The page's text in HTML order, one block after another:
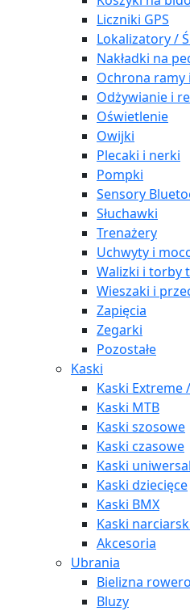
Liczniki GPS
Lokalizatory /
Nakładki na
Ochrona ramy
Odżywianie i
Oświetlenie
Owijki
Plecaki i nerki
Pompki
Sensory
Słuchawki
Trenażery
Uchwyty i
Walizki i torby
Wieszaki i
Zapięcia
Zegarki
Pozostałe
Kaski
Kaski Extreme
Kaski MTB
Kaski szosowe
Kaski czasowe
Kaski
Kaski dziecięce
Kaski BMX
Kaski
Akcesoria
Ubrania
Bielizna
Bluzy